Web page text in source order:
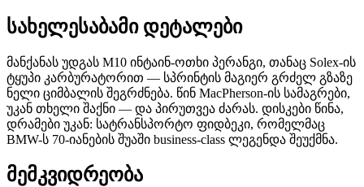
სახელესაბამი დეტალები
მანქანას უდგას M10 ინტაინ-ოთხი პერანგი, თანაც Solex-ის
ტყუპი კარბურატორით — სპრინტის მაგიერ გრძელ გზაზე
ნელი ციმბალის შეგრძნება. წინ MacPherson-ის სამაგრები,
უკან თხელი შაქნი — და პირუთვეა ძარას. დისკები წინა,
დრამები უკან: სატრანსპორტო ფიდბეკი, რომელმაც
BMW-ს 70-იანების შუაში business-class ლეგენდა შეუქმნა.
მემკვიდრეობა